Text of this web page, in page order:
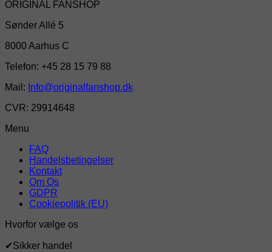
ORIGINAL FANSHOP
Sønder Allé 5
8000 Aarhus C
Telefon: +45 28 15 79 88
Mail: Info@originalfanshop.dk
CVR: 29914648
Menu
FAQ
Handelsbetingelser
Kontakt
Om Os
GDPR
Cookiepolitik (EU)
Hvorfor vælge os
✔Sikker handel